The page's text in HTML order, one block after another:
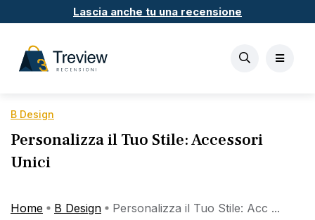
Lascia anche tu una recensione
B Design
Personalizza il Tuo Stile: Accessori
Unici
Home B Design Personalizza il Tuo Stile: Acc ...